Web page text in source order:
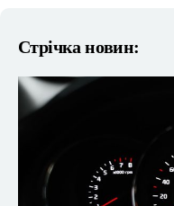
Стрічка новин: